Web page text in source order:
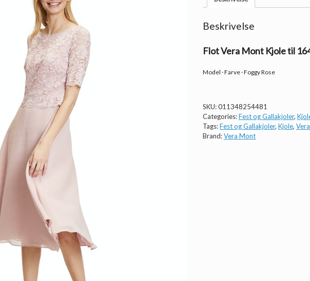
Beskrivelse
Flot Vera Mont Kjole til
Model · Farve · Foggy Rose
SKU:011348254481
Categories:Fest og Gallakjoler,
Tags:Fest og Gallakjoler, Kjole,
Brand:Vera Mont